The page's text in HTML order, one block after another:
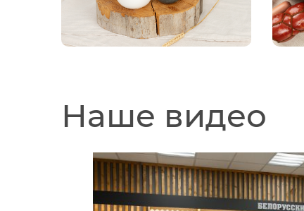
Наше видео